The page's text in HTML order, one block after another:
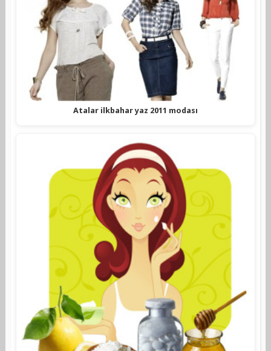
Atalar ilkbahar yaz 2011 modası